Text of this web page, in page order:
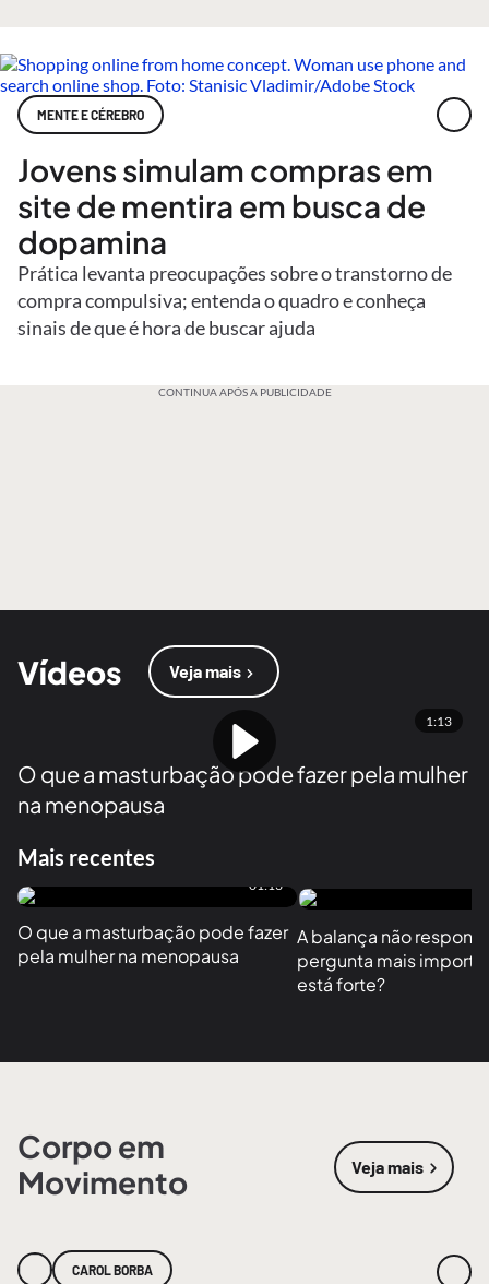
MENTE E CÉREBRO
Jovens simulam compras em
site de mentira em busca de
dopamina
Prática levanta preocupações sobre o transtorno de
compra compulsiva; entenda o quadro e conheça
sinais de que é hora de buscar ajuda
CONTINUA APÓS A PUBLICIDADE
Vídeos Veja mais
1:13
O que a masturbação pode fazer pela mulher
na menopausa
Mais recentes
01:13
O que a masturbação pode fazer
pela mulher na menopausa
A balança não
pergunta mais
está forte?
Corpo em
Movimento
Veja mais
sobre
CAROL BORBA